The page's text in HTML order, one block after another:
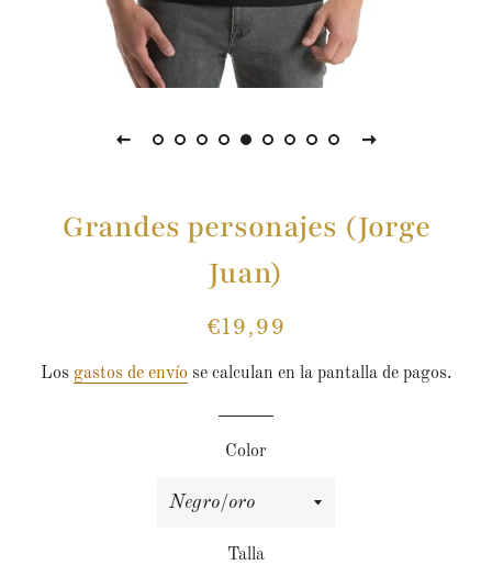
Grandes personajes (Jorge
Juan)
Precio
Precio
venta
€19,99
Los gastos de envío se calculan en la pantalla de pagos.
Color
Talla